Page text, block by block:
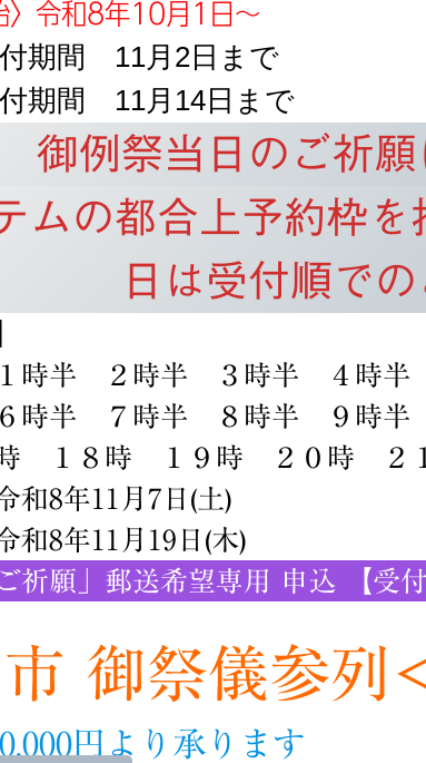
〉令和8年10月1日〜
期間 11月2日まで
期間 11月14日まで
御例祭当日のご祈
ムの都合上予約枠
日は受付順で
半 １時半 ２
時半 ７時半 ８時半 ９時
１８時 １９時 ２０時 ２
8年11月7日(土)
8年11月19日(木)
祈願」郵送希望専用 申込 【受
御祭儀参列
円より承ります